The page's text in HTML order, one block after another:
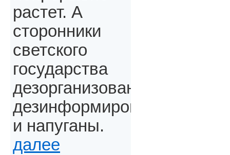
растет. А
сторонники
светского
государства
дезорганизованы,
дезинформированы
и напуганы.
далее